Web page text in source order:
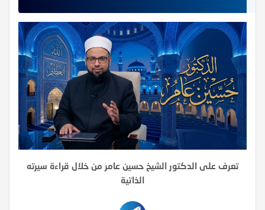
تعرف على الدكتور الشيخ حسين عامر من خلال قراءة سيرته
الذاتية